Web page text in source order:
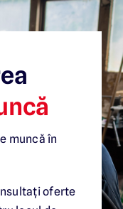
muncă în
oferte